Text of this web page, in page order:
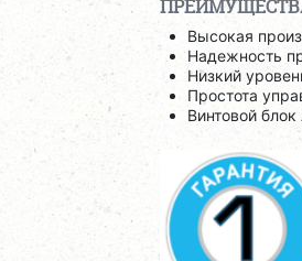
Высокая
Надежность
Низкий
Простота
Винтовой